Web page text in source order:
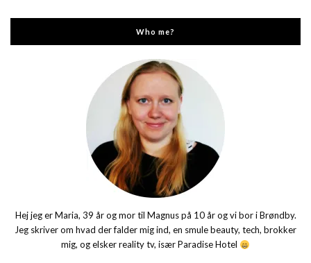
Who me?
Hej jeg er Maria, 39 år og mor til Magnus på 10 år og vi bor i Brøndby.
Jeg skriver om hvad der falder mig ind, en smule beauty, tech, brokker
mig, og elsker reality tv, især Paradise Hotel